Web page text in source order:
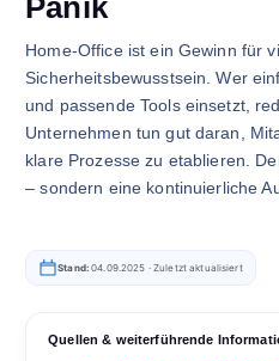
Home-Office ist ein Gewinn für
Sicherheitsbewusstsein. Wer
und passende Tools einsetzt,
Unternehmen tun gut daran,
klare Prozesse zu etablieren.
– sondern eine kontinuierliche
Stand:04.09.2025 · Zuletzt aktualisiert
Quellen & weiterführende